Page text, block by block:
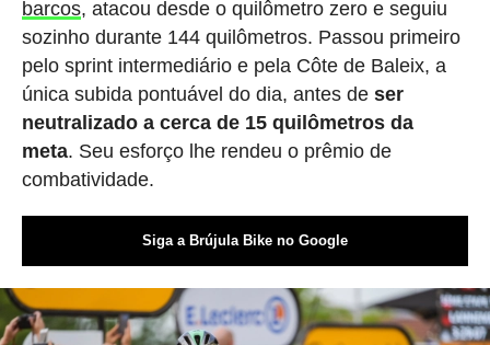
barcos, atacou desde o quilômetro zero e seguiu
sozinho durante 144 quilômetros. Passou primeiro
pelo sprint intermediário e pela Côte de Baleix, a
única subida pontuável do dia, antes de ser
neutralizado a cerca de 15 quilômetros da
meta. Seu esforço lhe rendeu o prêmio de
combatividade.
Siga a Brújula Bike no Google